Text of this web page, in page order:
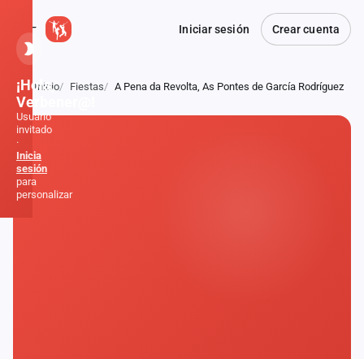
Iniciar sesión Crear cuenta
Atrás
Inicio Fiestas A Pena da Revolta, As Pontes de García Rodríguez
¡Hola,
Verbener@!
Usuario
invitado
·
Inicia
sesión
para
personalizar